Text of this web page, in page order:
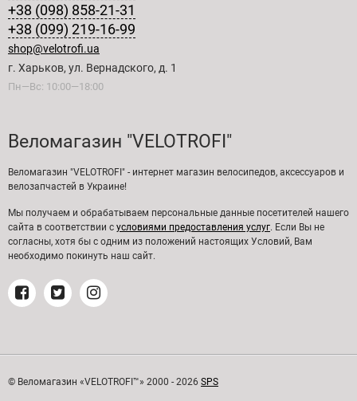
+38 (098) 858-21-31
+38 (099) 219-16-99
shop@velotrofi.ua
г. Харьков, ул. Вернадского, д. 1
Пн—Вс: 10:00—18:00
Веломагазин "VELOTROFI"
Веломагазин "VELOTROFI" - интернет магазин велосипедов, аксессуаров и
велозапчастей в Украине!
Мы получаем и обрабатываем персональные данные посетителей нашего
сайта в соответствии с условиями предоставления услуг. Если Вы не
согласны, хотя бы с одним из положений настоящих Условий, Вам
необходимо покинуть наш сайт.
© Веломагазин «VELOTROFI™» 2000 - 2026 SPS